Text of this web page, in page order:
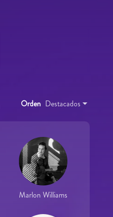
Orden Destacados
Marlon Williams